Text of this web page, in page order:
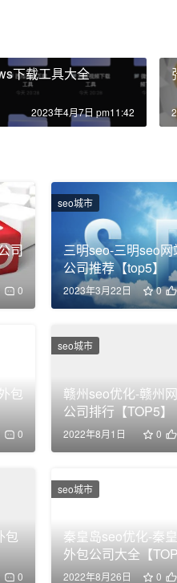
下载工具大全
2023年4月7日 pm11:42
司
0
三明seo-三明seo
公司推荐【top5】
2023年3月22日 0
seo城市
包
0 2022年8月1日 0
0
秦皇岛seo优化-秦
外包公司大全【
2022年8月26日 0
seo城市